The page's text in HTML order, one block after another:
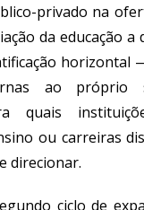
privado na
da educação a
horizontal
ao próprio
quais
ou carreiras
direcionar.
ciclo de